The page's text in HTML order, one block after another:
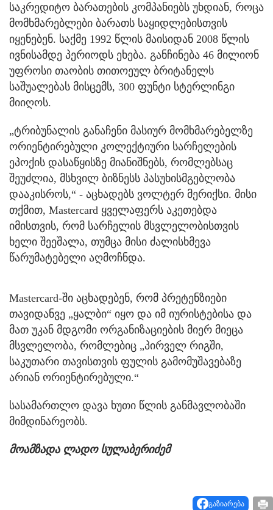
საკრედიტო ბარათების კომპანიებს უხდიან, როცა
მომხმარებლები ბარათს საყიდლებისთვის
იყენებენ. საქმე 1992 წლის მაისიდან 2008 წლის
ივნისამდე პერიოდს ეხება. განჩინება 46 მილიონ
უფროსი თაობის თითოეულ ბრიტანელს
საშუალებას მისცემს, 300 ფუნტი სტერლინგი
მიიღოს.
„ტრიბუნალის განაჩენი მასიურ მომხმარებელზე
ორიენტირებული კოლექტიური სარჩელების
ეპოქის დასაწყისზე მიანიშნებს, რომლებსაც
შეუძლია, მსხვილ ბიზნესს პასუხისმგებლობა
დააკისროს,“ - აცხადებს ვოლტერ მერიქსი. მისი
თქმით, Mastercard ყველაფერს აკეთებდა
იმისთვის, რომ სარჩელის მსვლელობისთვის
ხელი შეეშალა, თუმცა მისი ძალისხმევა
წარუმატებელი აღმოჩნდა.
Mastercard-ში აცხადებენ, რომ პრეტენზიები
თავიდანვე „ყალბი“ იყო და იმ იურისტებისა და
მათ უკან მდგომი ორგანიზაციების მიერ მიეცა
მსვლელობა, რომლებიც „პირველ რიგში,
საკუთარი თავისთვის ფულის გამომუშავებაზე
არიან ორიენტირებული.“
სასამართლო დავა ხუთი წლის განმავლობაში
მიმდინარეობს.
მოამზადა ლადო სულაბერიძემ
გაზიარება